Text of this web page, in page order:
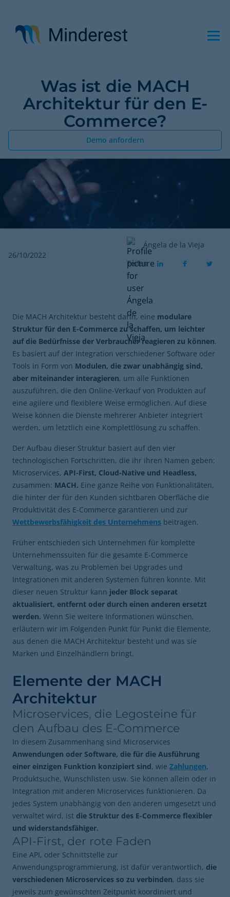
Inhalt
Was ist die MACH
Architektur für den E-
Commerce?
Demo anfordern
26/10/2022
Ángela de la Vieja
Teilen
Die MACH Architektur besteht darin, eine modulare
Struktur für den E-Commerce zu schaffen, um leichter
auf die Bedürfnisse der Verbraucher reagieren zu können.
Es basiert auf der Integration verschiedener Software oder
Tools in Form von Modulen, die zwar unabhängig sind,
aber miteinander interagieren, um alle Funktionen
auszuführen, die den Online-Verkauf von Produkten auf
eine agilere und flexiblere Weise ermöglichen. Auf diese
Weise können die Dienste mehrerer Anbieter integriert
werden, um letztlich eine Komplettlösung zu schaffen.
Der Aufbau dieser Struktur basiert auf den vier
technologischen Fortschritten, die ihr ihren Namen geben:
Microservices, API-First, Cloud-Native und Headless,
zusammen: MACH. Eine ganze Reihe von Funktionalitäten,
die hinter der für den Kunden sichtbaren Oberfläche die
Produktivität des E-Commerce garantieren und zur
Wettbewerbsfähigkeit des Unternehmens beitragen.
Früher entschieden sich Unternehmen für komplette
Unternehmenssuiten für die gesamte E-Commerce
Verwaltung, was zu Problemen bei Upgrades und
Integrationen mit anderen Systemen führen konnte. Mit
dieser neuen Struktur kann jeder Block separat
aktualisiert, entfernt oder durch einen anderen ersetzt
werden. Wenn Sie weitere Informationen wünschen,
erläutern wir im Folgenden Punkt für Punkt die Elemente,
aus denen die MACH Architektur besteht und was sie
Marken und Einzelhändlern bringt.
Elemente der MACH
Architektur
Microservices, die Legosteine für
den Aufbau des E-Commerce
In diesem Zusammenhang sind Microservices
Anwendungen oder Software, die für die Ausführung
einer einzigen Funktion konzipiert sind, wie Zahlungen,
Produktsuche, Wunschlisten usw. Sie können allein oder in
Integration mit anderen Microservices funktionieren. Da
jedes System unabhängig von den anderen umgesetzt und
verwaltet wird, ist die Struktur des E-Commerce flexibler
und widerstandsfähiger.
API-First, der rote Faden
Eine API, oder Schnittstelle zur
Anwendungsprogrammierung, ist dafür verantwortlich, die
verschiedenen Microservices so zu verbinden, dass sie
jeweils zum gewünschten Zeitpunkt koordiniert und